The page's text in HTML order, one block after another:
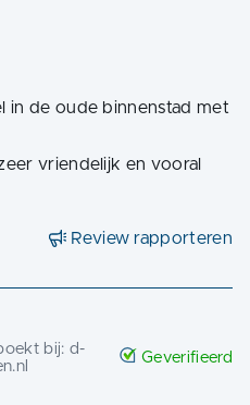
in de oude binnenstad met
vriendelijk en vooral
Review rapporteren
bij: d-
Geverifieerd